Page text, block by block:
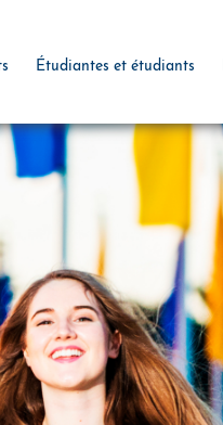
Étudiantes et étudiants